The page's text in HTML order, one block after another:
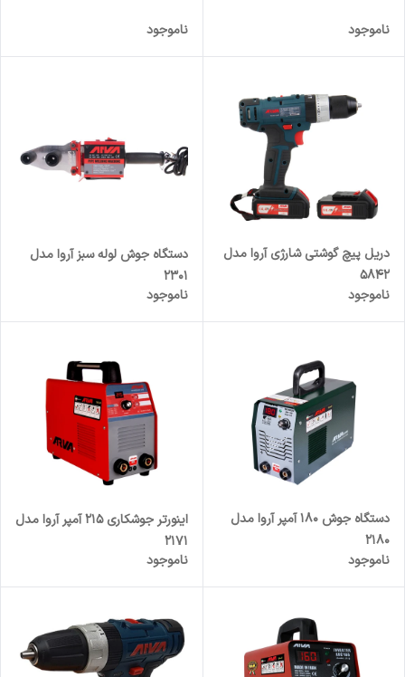
ناموجود ناموجود
دریل پیچ گوشتی شارژی آروا مدل
5842
ناموجود
دستگاه جوش لوله سبز آروا مدل
2301
ناموجود
دستگاه جوش 180 آمپر آروا مدل
2180
ناموجود
اینورتر جوشکاری 215 آمپر آروا مدل
2171
ناموجود